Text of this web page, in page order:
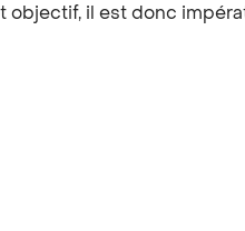
il est donc